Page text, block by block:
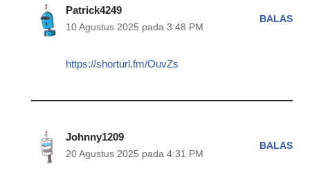
Patrick4249
10 Agustus 2025 pada 3:48 PM
BALAS
https://shorturl.fm/OuvZs
Johnny1209
20 Agustus 2025 pada 4:31 PM
BALAS